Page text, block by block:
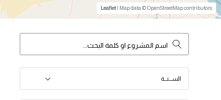
Leaflet | Map data © OpenStreetMap contributors
الســـنـــة